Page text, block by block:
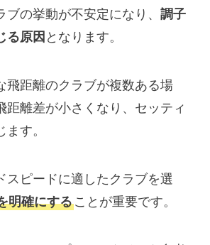
ブの挙動が不安定になり、 調子
る原因 となります。
飛距離のクラブが複数ある場
距離差が小さくなり、セッティ
す。
スピードに適したクラブを選
明確にすることが重要です。